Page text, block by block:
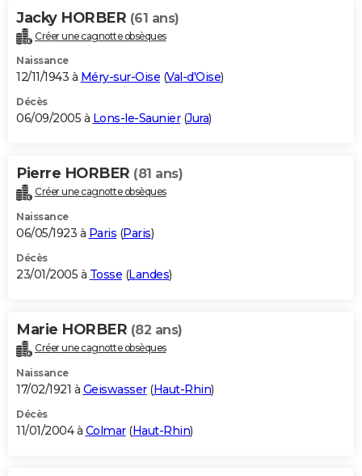
Jacky HORBER (61 ans)
Créer une cagnotte obsèques
Naissance
12/11/1943 à Méry-sur-Oise (Val-d'Oise)
Décès
06/09/2005 à Lons-le-Saunier(Jura)
Pierre HORBER (81 ans)
Créer une cagnotte obsèques
Naissance
06/05/1923 à Paris (Paris)
Décès
23/01/2005 à Tosse (Landes)
Marie HORBER (82 ans)
Créer une cagnotte obsèques
Naissance
17/02/1921 à Geiswasser(Haut-Rhin)
Décès
11/01/2004 à Colmar(Haut-Rhin)